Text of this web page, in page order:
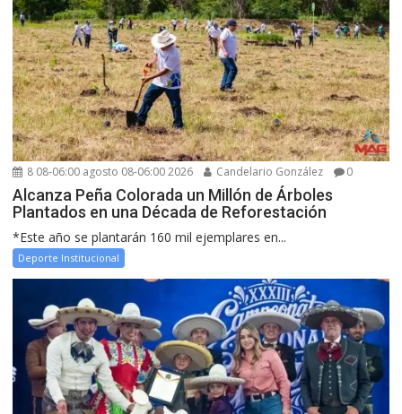
8 08-06:00 agosto 08-06:00 2026 Candelario González 0
Alcanza Peña Colorada un Millón de Árboles
Plantados en una Década de Reforestación
*Este año se plantarán 160 mil ejemplares en...
Deporte Institucional